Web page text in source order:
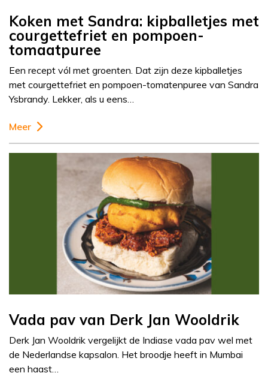
Koken met Sandra: kipballetjes met
courgettefriet en pompoen-
tomaatpuree
Een recept vól met groenten. Dat zijn deze kipballetjes
met courgettefriet en pompoen-tomatenpuree van Sandra
Ysbrandy. Lekker, als u eens…
Meer
Vada pav van Derk Jan Wooldrik
Derk Jan Wooldrik vergelijkt de Indiase vada pav wel met
de Nederlandse kapsalon. Het broodje heeft in Mumbai
een haast…